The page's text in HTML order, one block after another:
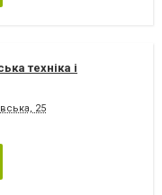
техніка і
25